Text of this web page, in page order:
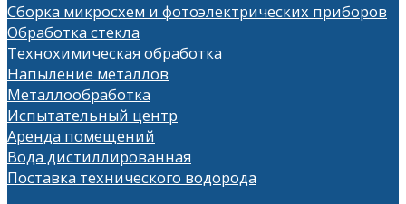
Сборка микросхем и фотоэлектрических приборов
Обработка стекла
Технохимическая обработка
Напыление металлов
Металлообработка
Испытательный центр
Аренда помещений
Вода дистиллированная
Поставка технического водорода